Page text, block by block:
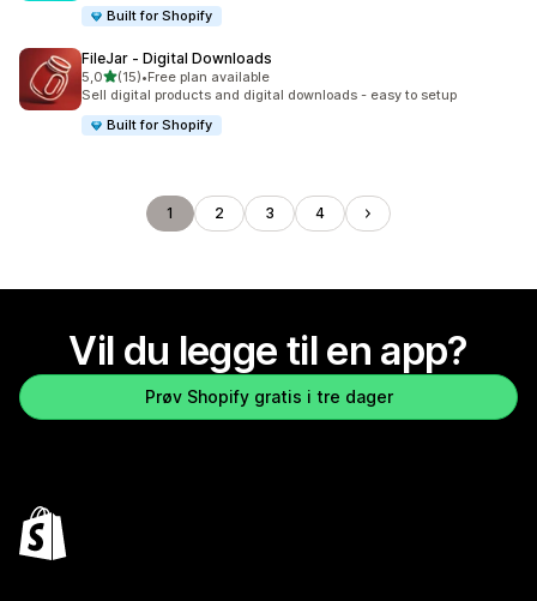
Built for Shopify
FileJar ‑ Digital Downloads
5,0av 5 stjerner
(15)
Totalt 15 omtaler
•Free plan available
Sell digital products and digital downloads - easy to setup
Built for Shopify
1 2 3 4
Vil du legge til en app?
Prøv Shopify gratis i tre dager